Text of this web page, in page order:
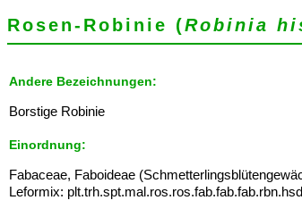
Rosen-Robinie (Robinia
Andere Bezeichnungen:
Borstige Robinie
Einordnung:
Fabaceae, Faboideae
Leformix: plt.trh.spt.mal.ros.ros.fab.fab.fab.rbn.hsd